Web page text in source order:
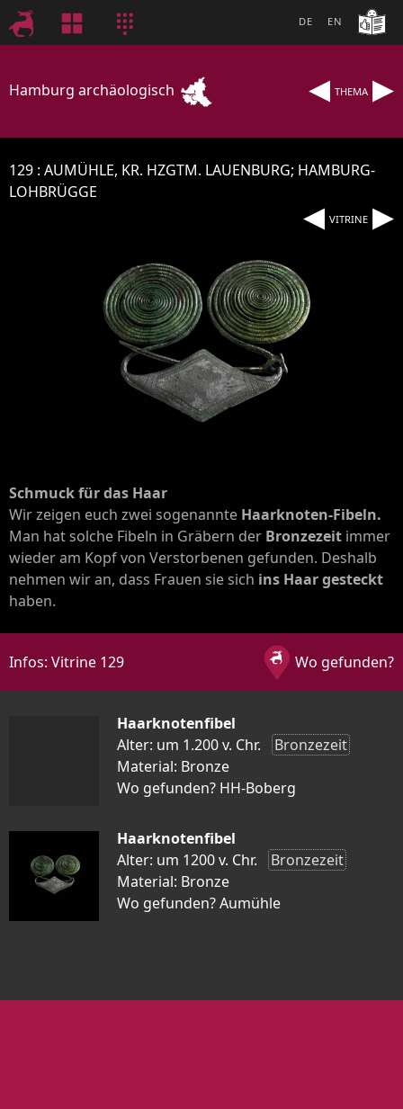
EN
DE
Hamburg archäologisch ◂ THEMA ▸
129 AUMÜHLE, KR. HZGTM. LAUENBURG; HAMBURG-
LOHBRÜGGE
◂ VITRINE ▸
Schmuck für das Haar
Wir zeigen euch zwei sogenannte Haarknoten-Fibeln.
Man hat solche Fibeln in Gräbern der Bronzezeit immer
wieder am Kopf von Verstorbenen gefunden. Deshalb
nehmen wir an, dass Frauen sie sich ins Haar gesteckt
haben.
Infos: Vitrine 129 Wo gefunden?
Haarknotenfibel
Alter: um 1.200 v. Chr.
Bronzezeit
Material: Bronze
Wo gefunden? HH-Boberg
Haarknotenfibel
Alter: um 1200 v. Chr.
Bronzezeit
Material: Bronze
Wo gefunden? Aumühle